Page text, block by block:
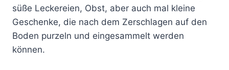
süße Leckereien, Obst, aber auch mal kleine
Geschenke, die nach dem Zerschlagen auf den
Boden purzeln und eingesammelt werden
können.